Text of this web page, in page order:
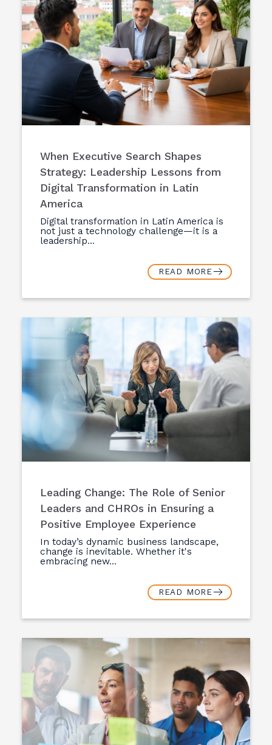
When Executive Search Shapes
Strategy: Leadership Lessons from
Digital Transformation in Latin
America
Digital transformation in Latin America is
not just a technology challenge—it is a
leadership...
READ MORE
Leading Change: The Role of Senior
Leaders and CHROs in Ensuring a
Positive Employee Experience
In today’s dynamic business landscape,
change is inevitable. Whether it's
embracing new...
READ MORE